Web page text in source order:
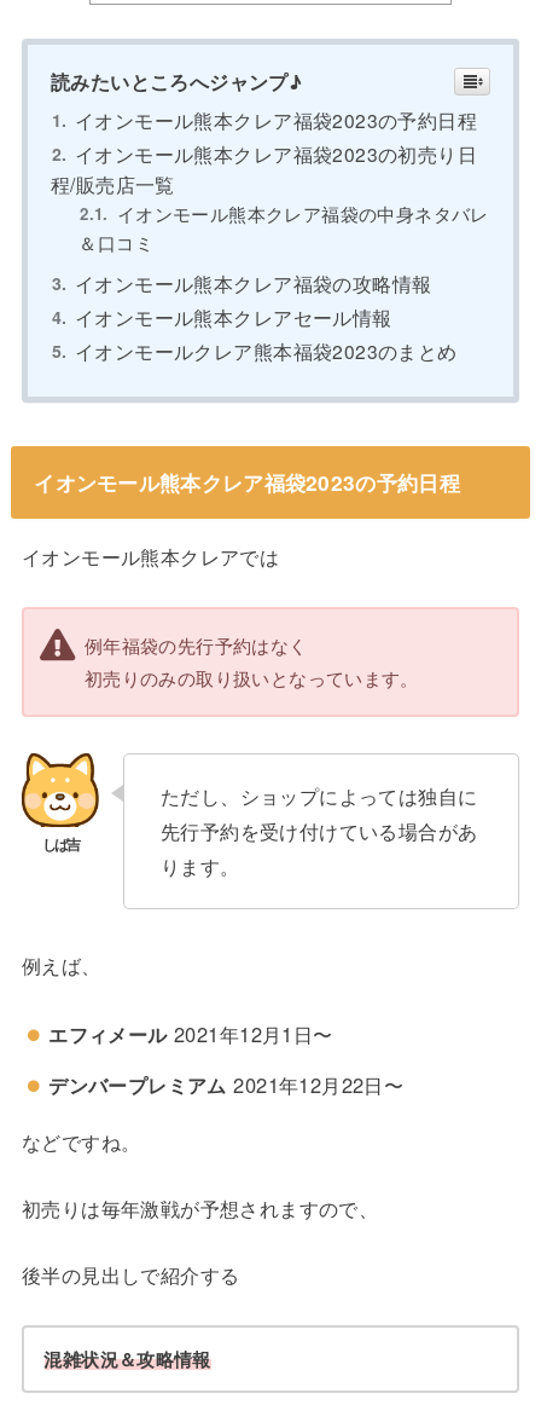
読みたいところへジャンプ♪
イオンモール熊本クレア福袋2023の予約日程
イオンモール熊本クレア福袋2023の初売り日
程/販売店一覧
イオンモール熊本クレア福袋の中身ネタバレ
＆口コミ
イオンモール熊本クレア福袋の攻略情報
イオンモール熊本クレアセール情報
イオンモールクレア熊本福袋2023のまとめ
イオンモール熊本クレア福袋2023の予約日程
イオンモール熊本クレアでは
例年福袋の先行予約はなく
初売りのみの取り扱いとなっています。
ただし、ショップによっては独自に
先行予約を受け付けている場合があ
ります。
例えば、
エフィメール2021年12月1日〜
デンバープレミアム 2021年12月22日〜
などですね。
初売りは毎年激戦が予想されますので、
後半の見出しで紹介する
混雑状況＆攻略情報